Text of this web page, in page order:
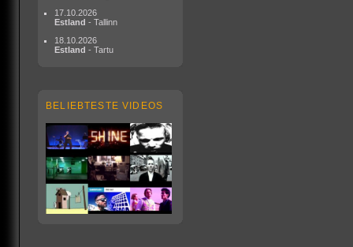
17.10.2026
Estland - Tallinn
18.10.2026
Estland - Tartu
BELIEBTESTE VIDEOS